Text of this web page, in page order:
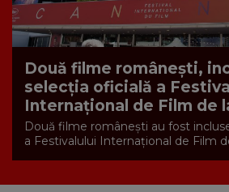
Două filme românești,
selecția oficială a
Internațional de Film de
Două filme românești au fost
a Festivalului Internațional de Film